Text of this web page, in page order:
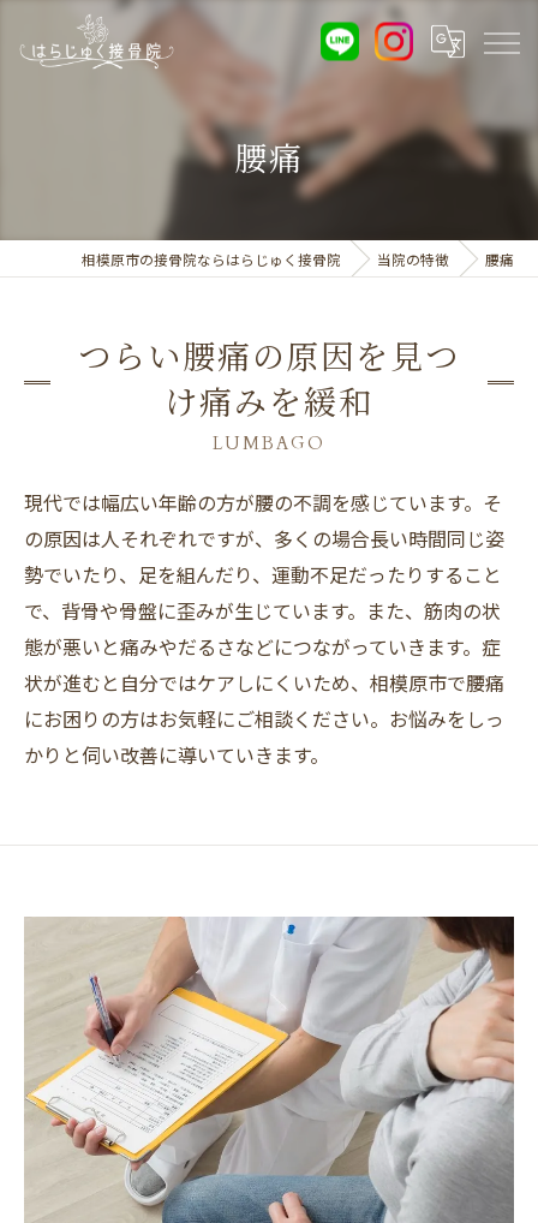
腰痛
相模原市の接骨院ならはらじゅく接骨院 当院の特徴 腰痛
つらい腰痛の原因を見つ
け痛みを緩和
LUMBAGO
現代では幅広い年齢の方が腰の不調を感じています。そ
の原因は人それぞれですが、多くの場合長い時間同じ姿
勢でいたり、足を組んだり、運動不足だったりすること
で、背骨や骨盤に歪みが生じています。また、筋肉の状
態が悪いと痛みやだるさなどにつながっていきます。症
状が進むと自分ではケアしにくいため、相模原市で腰痛
にお困りの方はお気軽にご相談ください。お悩みをしっ
かりと伺い改善に導いていきます。